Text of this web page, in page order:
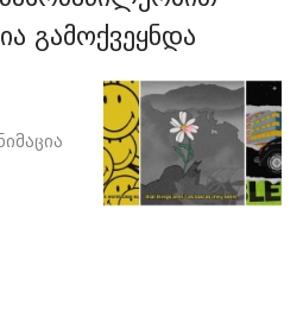
გამოქვეყნდა